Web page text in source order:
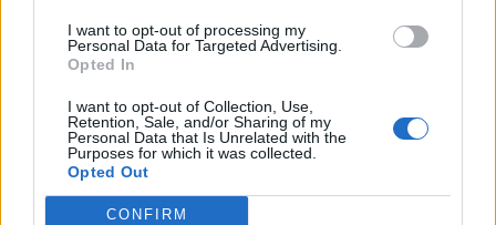
I want to opt-out of processing my
Personal Data for Targeted Advertising.
Opted In
I want to opt-out of Collection, Use,
Retention, Sale, and/or Sharing of my
Personal Data that Is Unrelated with the
Purposes for which it was collected.
Opted Out
CONFIRM
La Cursa de l’Aldea segona d’etiqueta d’or de la
09 maig 2026